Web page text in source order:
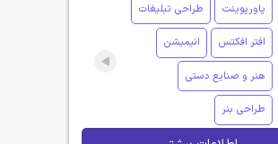
پاورپوینت طراحی تبلیغات
افتر افکتس انیمیشن
هنر و صنایع دستی
طراحی بنر